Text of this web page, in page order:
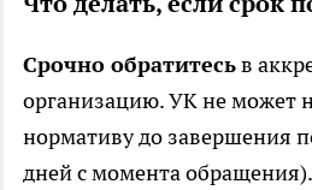
Срочно обратитесьв
организацию. УК не может
нормативу до завершения
дней с момента обращения).